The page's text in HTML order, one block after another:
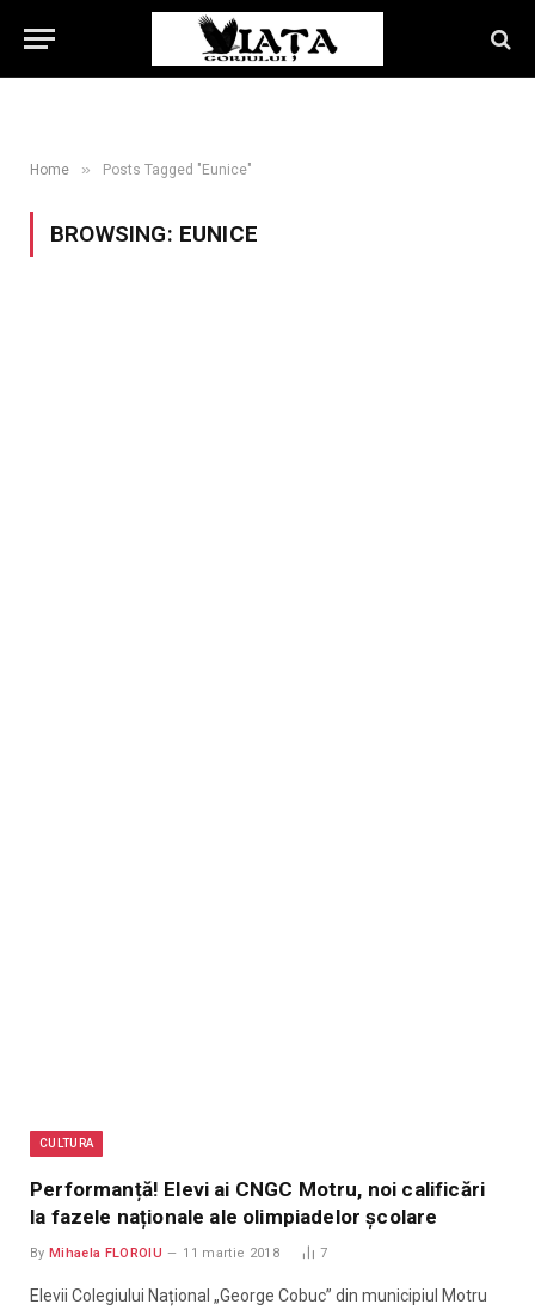
Home » Posts Tagged "Eunice"
BROWSING: EUNICE
CULTURA
Performanță! Elevi ai CNGC Motru, noi calificări
la fazele naționale ale olimpiadelor școlare
By Mihaela FLOROIU 11 martie 2018 7
Elevii Colegiului Național „George Cobuc” din municipiul Motru